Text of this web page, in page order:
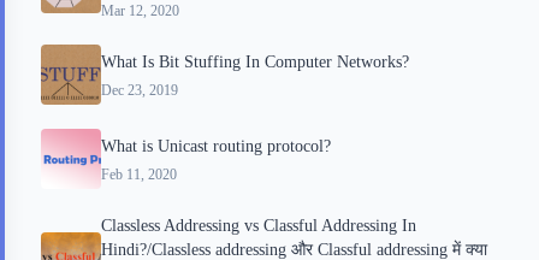
Mar 12, 2020
What Is Bit Stuffing In Computer Networks?
Dec 23, 2019
What is Unicast routing protocol?
Feb 11, 2020
Classless Addressing vs Classful Addressing In
Hindi?/Classless addressing और Classful addressing में क्या